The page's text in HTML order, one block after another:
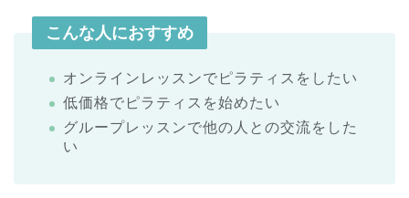
こんな人におすすめ
オンラインレッスンでピラティスをしたい
低価格でピラティスを始めたい
グループレッスンで他の人との交流をした
い